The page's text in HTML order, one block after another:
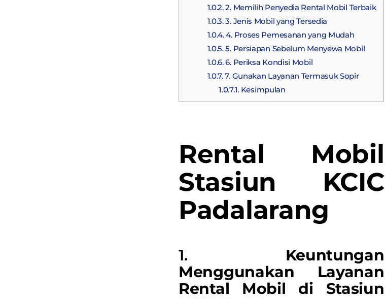
1.0.2.2. Memilih Penyedia Rental Mobil Terbaik
1.0.3.3. Jenis Mobil yang Tersedia
1.0.4.4. Proses Pemesanan yang Mudah
1.0.5.5. Persiapan Sebelum Menyewa Mobil
1.0.6.6. Periksa Kondisi Mobil
1.0.7.7. Gunakan Layanan Termasuk Sopir
1.0.7.1. Kesimpulan
Rental Mobil
Stasiun KCIC
Padalarang
1. Keuntungan
Menggunakan Layanan
Rental Mobil di Stasiun